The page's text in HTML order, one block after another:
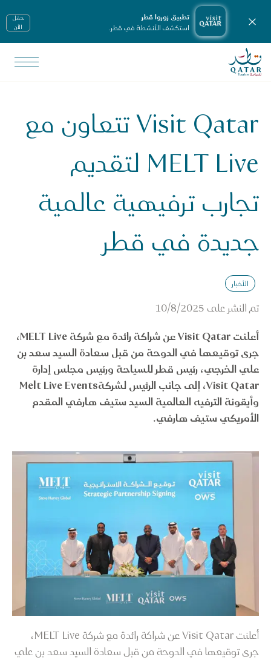
تطبيق زوروا قطر
استكشف الأنشطة في قطر.
حمّل
الأن
إغلاق الإشعارات
الصفحة الرئيسية لموقع VisitQatar
Visit Qatar تتعاون مع MELT Live لتقديم تجارب ترفيهية عالمية جديدة في قطر
Visit Qatar تتعاون مع
MELT Live لتقديم
تجارب ترفيهية عالمية
جديدة في قطر
الأخبار
تم النشر على 10/8/2025
أعلنت Visit Qatar عن شراكة رائدة مع شركة MELT Live،
جرى توقيعها في الدوحة من قبل سعادة السيد سعد بن
علي الخرجي، رئيس قطر للسياحة ورئيس مجلس إدارة
Visit Qatar، إلى جانب الرئيس لشركةMelt Live Events
وأيقونة الترفيه العالمية السيد ستيف هارفي المقدم
الأمريكي ستيف هارفي.
أعلنت Visit Qatar عن شراكة رائدة مع شركة MELT Live،
جرى توقيعها في الدوحة من قبل سعادة السيد سعد بن علي